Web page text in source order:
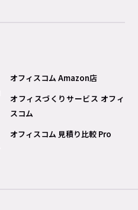
オフィスコム Amazon店
オフィスづくりサービス オフィ
スコム
オフィスコム 見積り比較 Pro